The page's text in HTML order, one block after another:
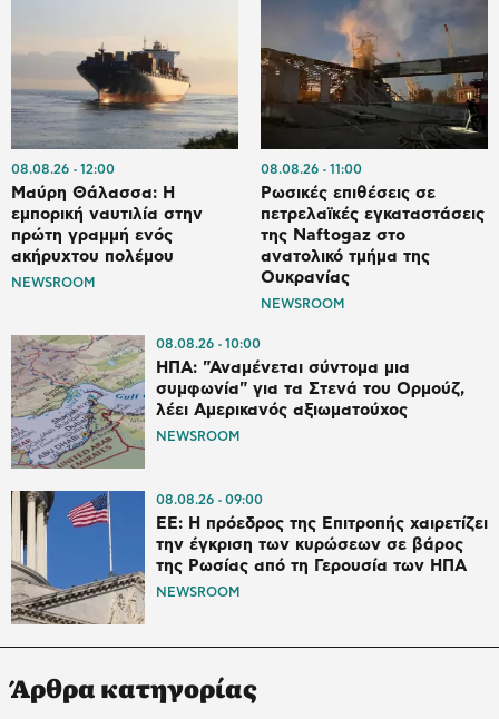
08.08.26 12:00
Μαύρη Θάλασσα: Η
εμπορική ναυτιλία στην
πρώτη γραμμή ενός
ακήρυχτου πολέμου
NEWSROOM
08.08.26 11:00
Ρωσικές επιθέσεις σε
πετρελαϊκές εγκαταστάσεις
της Naftogaz στο
ανατολικό τμήμα της
Ουκρανίας
NEWSROOM
08.08.26 10:00
ΗΠΑ: "Αναμένεται σύντομα μια
συμφωνία" για τα Στενά του Ορμούζ,
λέει Αμερικανός αξιωματούχος
NEWSROOM
08.08.26 09:00
ΕΕ: Η πρόεδρος της Επιτροπής χαιρετίζει
την έγκριση των κυρώσεων σε βάρος
της Ρωσίας από τη Γερουσία των ΗΠΑ
NEWSROOM
Άρθρα κατηγορίας